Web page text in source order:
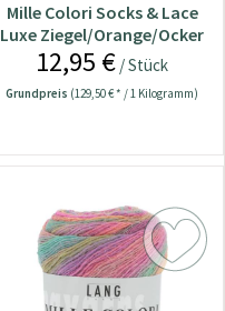
Mille Colori Socks & Lace
Luxe Ziegel/Orange/Ocker
Lang Yarns Wolle
12,95 € / Stück
Grundpreis (129,50 € * / 1 Kilogramm)